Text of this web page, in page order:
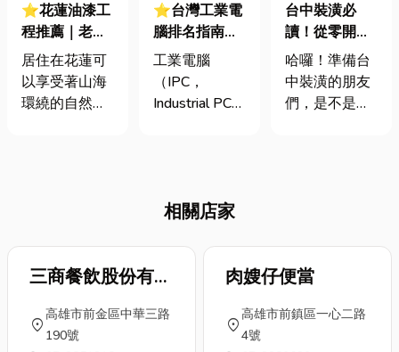
⭐花蓮油漆工
程推薦｜老屋
翻新必看！告
別潮濕發霉！
掌握油漆工程
居住在花蓮可
以享受著山海
環繞的自然景
發霉、油漆脫
落而煩惱嗎？
已許久未粉
刷，那就很適
⭐台灣工業電
腦排名指南：
台灣三大工業
電腦龍頭有哪
些？工廠採購
工業電腦
（IPC，
Industrial PC）
的硬體運算平
業業主在導入
自動化或升級
常想著先用一
台中裝潢必
讀！從零開始
規劃，打造夢
想中的質感居
家生活
哈囉！準備台
中裝潢的朋友
們，是不是對
造的。我們將
從最基本的自
帶你釐清需
相關店家
三商餐飲股份有限
公司
location_on
高雄市前金區中華三路
190號
肉嫂仔便當
location_on
高雄市前鎮區一心二路
4號